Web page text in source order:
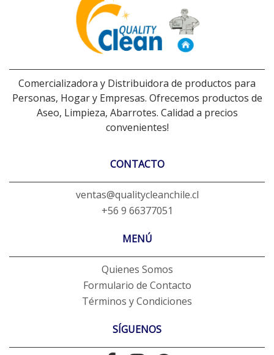
Comercializadora y Distribuidora de productos para
Personas, Hogar y Empresas. Ofrecemos productos de
Aseo, Limpieza, Abarrotes. Calidad a precios
convenientes!
CONTACTO
ventas@qualitycleanchile.cl
+56 9 66377051
MENÚ
Quienes Somos
Formulario de Contacto
Términos y Condiciones
SÍGUENOS